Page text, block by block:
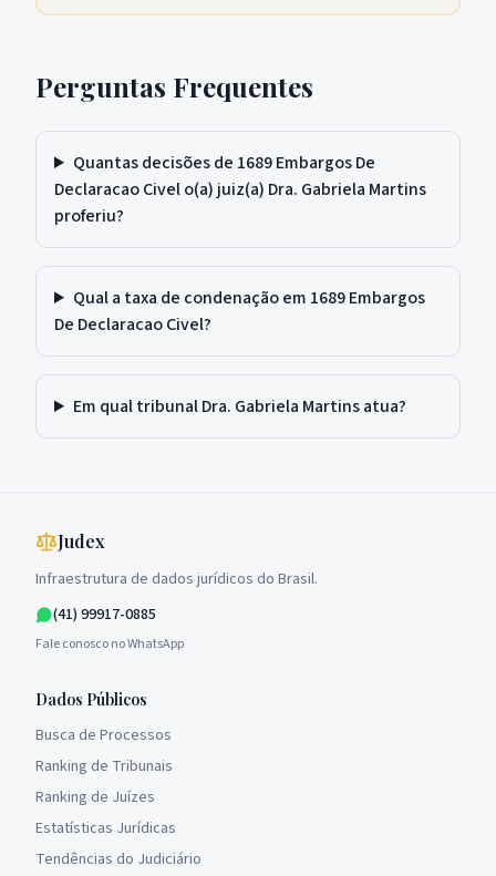
Perguntas Frequentes
Quantas decisões de 1689 Embargos De
Declaracao Civel o(a) juiz(a) Dra. Gabriela Martins
proferiu?
Qual a taxa de condenação em 1689 Embargos
De Declaracao Civel?
Em qual tribunal Dra. Gabriela Martins atua?
Judex
Infraestrutura de dados jurídicos do Brasil.
(41) 99917-0885
Fale conosco no WhatsApp
Dados Públicos
Busca de Processos
Ranking de Tribunais
Ranking de Juízes
Estatísticas Jurídicas
Tendências do Judiciário